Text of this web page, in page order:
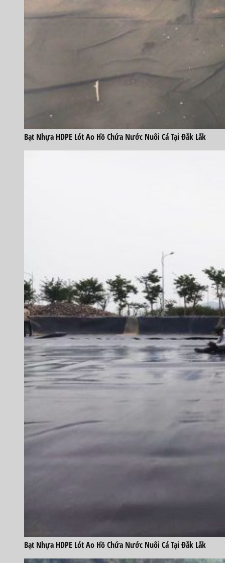
Bạt Nhựa HDPE Lót Ao Hồ Chứa Nước Nuôi Cá Tại Đắk Lắk
Bạt Nhựa HDPE Lót Ao Hồ Chứa Nước Nuôi Cá Tại Đắk Lắk